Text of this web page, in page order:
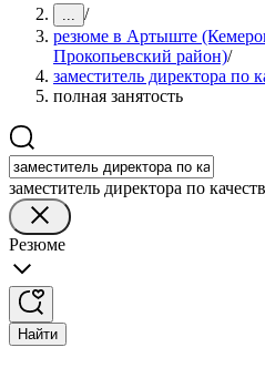
... /
резюме в Артыште
Прокопьевский район)/
заместитель директора по
полная занятость
заместитель директора по
Резюме
Найти